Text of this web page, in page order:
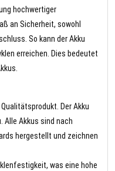
hochwertiger
an Sicherheit, sowohl
So kann der Akku
erreichen. Dies bedeutet
Der Akku
Alle Akkus sind nach
hergestellt und zeichnen
was eine hohe